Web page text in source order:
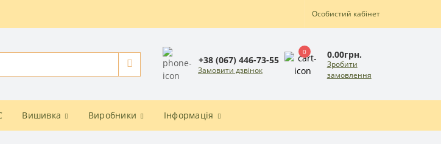
Особистий кабінет
+38 (067) 446-73-55
Замовити дзвінок
0 0.00грн.
Зробити
замовлення
Вишивка Виробники Інформація